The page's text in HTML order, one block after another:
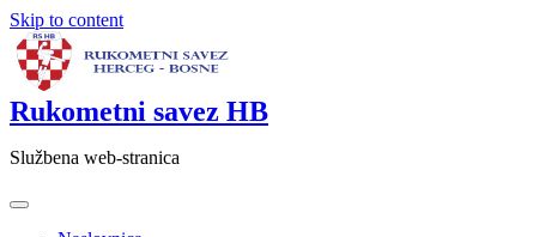
Skip to content
Rukometni savez HB
Službena web-stranica